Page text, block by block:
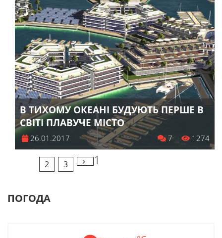
В ТИХОМУ ОКЕАНІ БУДУЮТЬ ПЕРШЕ В
СВІТІ ПЛАВУЧЕ МІСТО
26.01.2017 1274
7
1
2 3
ПОГОДА